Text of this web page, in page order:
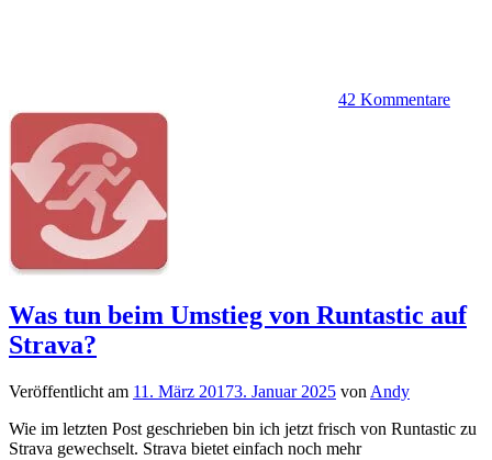
42 Kommentare
Was tun beim Umstieg von Runtastic auf
Strava?
Veröffentlicht am 11. März 20173. Januar 2025 von Andy
Wie im letzten Post geschrieben bin ich jetzt frisch von Runtastic zu
Strava gewechselt. Strava bietet einfach noch mehr